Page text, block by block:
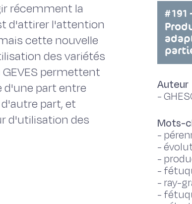
récemment la
d'attirer l'attention
cette nouvelle
des variétés
permettent
d'une part entre
part, et
d'utilisation des
#191
Auteur
-
Mots-
-
-
-
-
- ray-
-